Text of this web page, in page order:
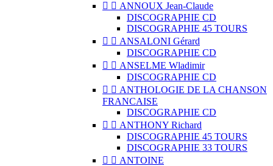
  ANNOUX Jean-Claude
DISCOGRAPHIE CD
DISCOGRAPHIE 45 TOURS
  ANSALONI Gérard
DISCOGRAPHIE CD
  ANSELME Wladimir
DISCOGRAPHIE CD
  ANTHOLOGIE DE LA CHANSON
FRANCAISE
DISCOGRAPHIE CD
  ANTHONY Richard
DISCOGRAPHIE 45 TOURS
DISCOGRAPHIE 33 TOURS
  ANTOINE